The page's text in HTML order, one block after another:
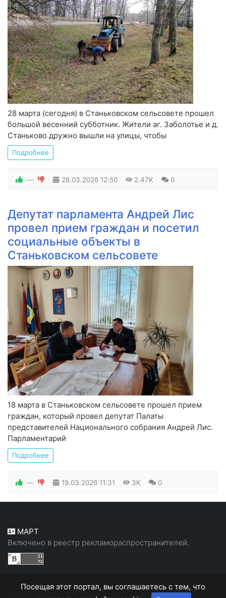
28 марта (сегодня) в Станьковском сельсовете прошел
большой весенний субботник. Жители аг. Заболотье и д.
Станьково дружно вышли на улицы, чтобы
Подробнее
— 28.03.2026 12:50 2.47K 0
Депутат парламента Андрей Лис
провел прием граждан и посетил
социальные объекты в
Станьковском сельсовете
18 марта в Станьковском сельсовете прошел прием
граждан, который провел депутат Палаты
представителей Национального собрания Андрей Лис.
Парламентарий
Подробнее
— 19.03.2026 11:31 3K 0
МАРТ
Включено в реестр рекламораспространителей.
Посещая этот портал, вы соглашаетесь с тем, что